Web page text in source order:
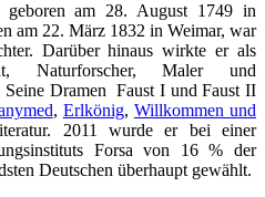
geboren am 28. August 1749 in
am 22. März 1832 in Weimar, war
Darüber hinaus wirkte er als
Naturforscher, Maler und
Dramen Faust I und Faust II
, Erlkönig, Willkommen und
2011 wurde er bei einer
Forsa von 16 % der
Deutschen überhaupt gewählt.